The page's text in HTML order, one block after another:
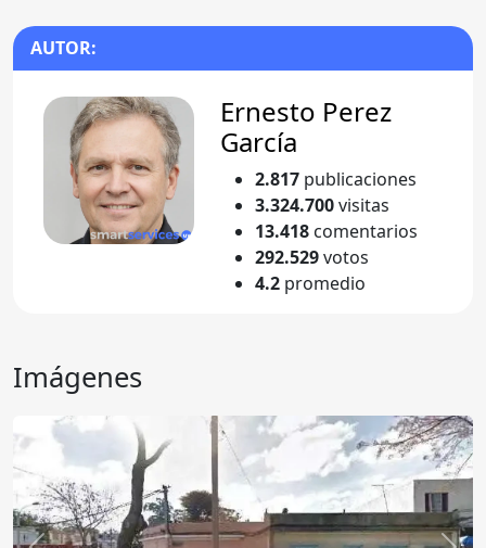
AUTOR:
Ernesto Perez
García
2.817 publicaciones
3.324.700visitas
13.418 comentarios
292.529votos
4.2 promedio
Imágenes